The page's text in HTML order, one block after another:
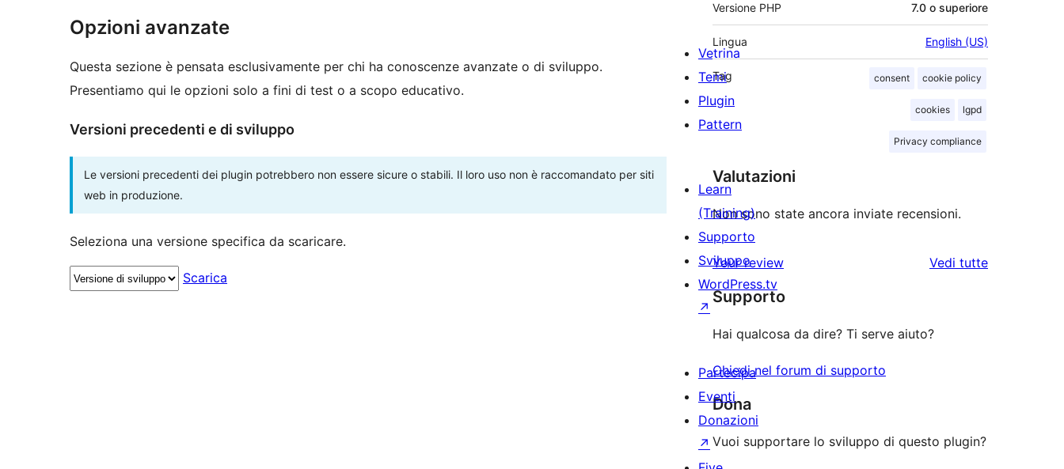
Opzioni avanzate
Questa sezione è pensata esclusivamente per chi ha conoscenze avanzate o di sviluppo.
Presentiamo qui le opzioni solo a fini di test o a scopo educativo.
Versioni precedenti e di sviluppo
Le versioni precedenti dei plugin potrebbero non essere sicure o stabili. Il loro uso non è raccomandato per siti
web in produzione.
Seleziona una versione specifica da scaricare.
Scarica
Versione PHP 7.0 o superiore
Lingua English (US)
Tag consent cookie policy
cookies lgpd
Privacy compliance
Valutazioni
Non sono state ancora inviate recensioni.
Your review Vedi tuttele
Supporto
Hai qualcosa da dire? Ti serve aiuto?
Chiedi nel forum di supporto
Dona
Vuoi supportare lo sviluppo di questo plugin?
Vetrina
Temi
Plugin
Pattern
Learn
(Training)
Supporto
Sviluppo
WordPress.tv
↗
Partecipa
Eventi
Donazioni
↗